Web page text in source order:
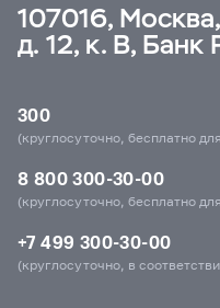
107016,
д. 12, к. В, Банк
300
(круглосуточно, бесплатно
8 800 300-30-00
(круглосуточно, бесплатно
+7 499 300-30-00
(круглосуточно, в